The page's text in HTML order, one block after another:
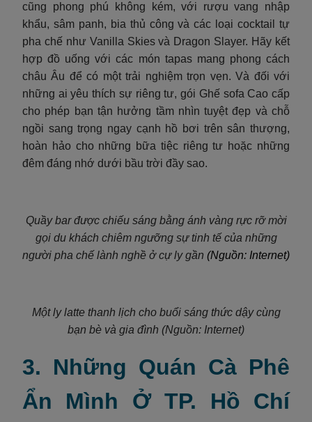
cũng phong phú không kém, với rượu vang nhập
khẩu, sâm panh, bia thủ công và các loại cocktail tự
pha chế như Vanilla Skies và Dragon Slayer. Hãy kết
hợp đồ uống với các món tapas mang phong cách
châu Âu để có một trải nghiệm trọn vẹn. Và đối với
những ai yêu thích sự riêng tư, gói Ghế sofa Cao cấp
cho phép bạn tận hưởng tầm nhìn tuyệt đẹp và chỗ
ngồi sang trọng ngay cạnh hồ bơi trên sân thượng,
hoàn hảo cho những bữa tiệc riêng tư hoặc những
đêm đáng nhớ dưới bầu trời đầy sao.
Quầy bar được chiếu sáng bằng ánh vàng rực rỡ mời
gọi du khách chiêm ngưỡng sự tinh tế của những
người pha chế lành nghề ở cự ly gần (Nguồn: Internet)
Một ly latte thanh lịch cho buổi sáng thức dậy cùng
bạn bè và gia đình (Nguồn: Internet)
3. Những Quán Cà Phê
Ẩn Mình Ở TP. Hồ Chí